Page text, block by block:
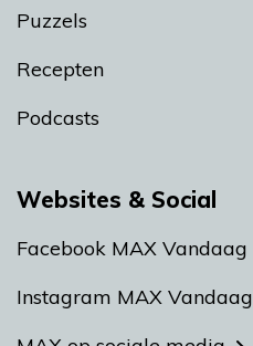
Puzzels
Recepten
Podcasts
Websites & Social
Facebook MAX Vandaag
Instagram MAX Vandaag